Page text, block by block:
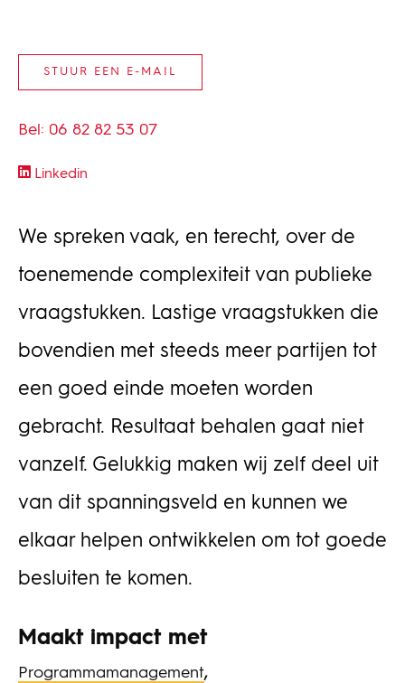
STUUR EEN E-MAIL
Bel: 06 82 82 53 07
Linkedin
We spreken vaak, en terecht, over de
toenemende complexiteit van publieke
vraagstukken. Lastige vraagstukken die
bovendien met steeds meer partijen tot
een goed einde moeten worden
gebracht. Resultaat behalen gaat niet
vanzelf. Gelukkig maken wij zelf deel uit
van dit spanningsveld en kunnen we
elkaar helpen ontwikkelen om tot goede
besluiten te komen.
Maakt impact met
Programmamanagement,